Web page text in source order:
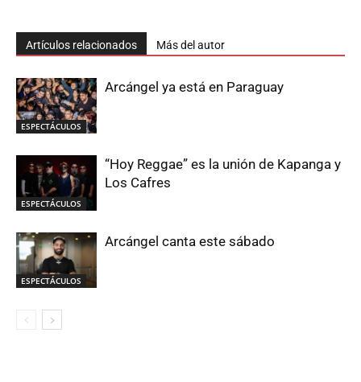
Artículos relacionados Más del autor
ESPECTÁCULOS
Arcángel ya está en Paraguay
ESPECTÁCULOS
“Hoy Reggae” es la unión de Kapanga y
Los Cafres
ESPECTÁCULOS
Arcángel canta este sábado